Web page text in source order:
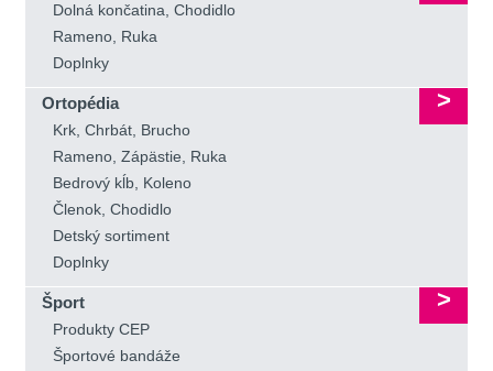
Dolná končatina, Chodidlo
Rameno, Ruka
Doplnky
Ortopédia
Krk, Chrbát, Brucho
Rameno, Zápästie, Ruka
Bedrový kĺb, Koleno
Členok, Chodidlo
Detský sortiment
Doplnky
Šport
Produkty CEP
Športové bandáže